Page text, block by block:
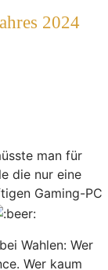
2024
man für
die nur eine
Gaming-PC
Wahlen: Wer
Wer kaum